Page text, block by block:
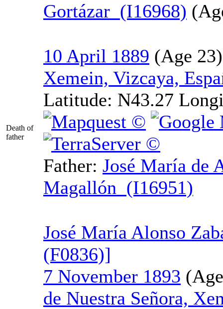
Gortázar (I16968)
Death of
father
10 April 1889
Xemein, Vizcaya,
Latitude: N43.27
Father: José María de
Magallón (I16951)
José María Alonso
‎(F0836)‎‎]
7 November 1893
de Nuestra Señora,